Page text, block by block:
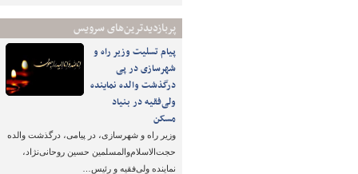
پربازدیدترین‌های سرویس
پیام تسلیت وزیر راه و
شهرسازی در پی
درگذشت والده نماینده
ولی‌فقیه در بنیاد
مسکن
وزیر راه و شهرسازی، در پیامی، درگذشت والده
حجت‌الاسلام‌والمسلمین حسین روحانی‌نژاد،
نماینده ولی‌فقیه و رئیس…